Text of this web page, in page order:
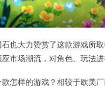
也大力赞赏了这款游戏所
市场潮流，对角色、玩法
怎样的游戏？相较于欧美